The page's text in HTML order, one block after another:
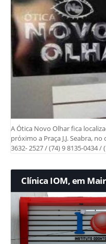
A Ótica Novo Olhar fica
próximo a Praça J.J. Seabra,
3632- 2527 / (74) 9 8135-0434 /
Clínica IOM, em